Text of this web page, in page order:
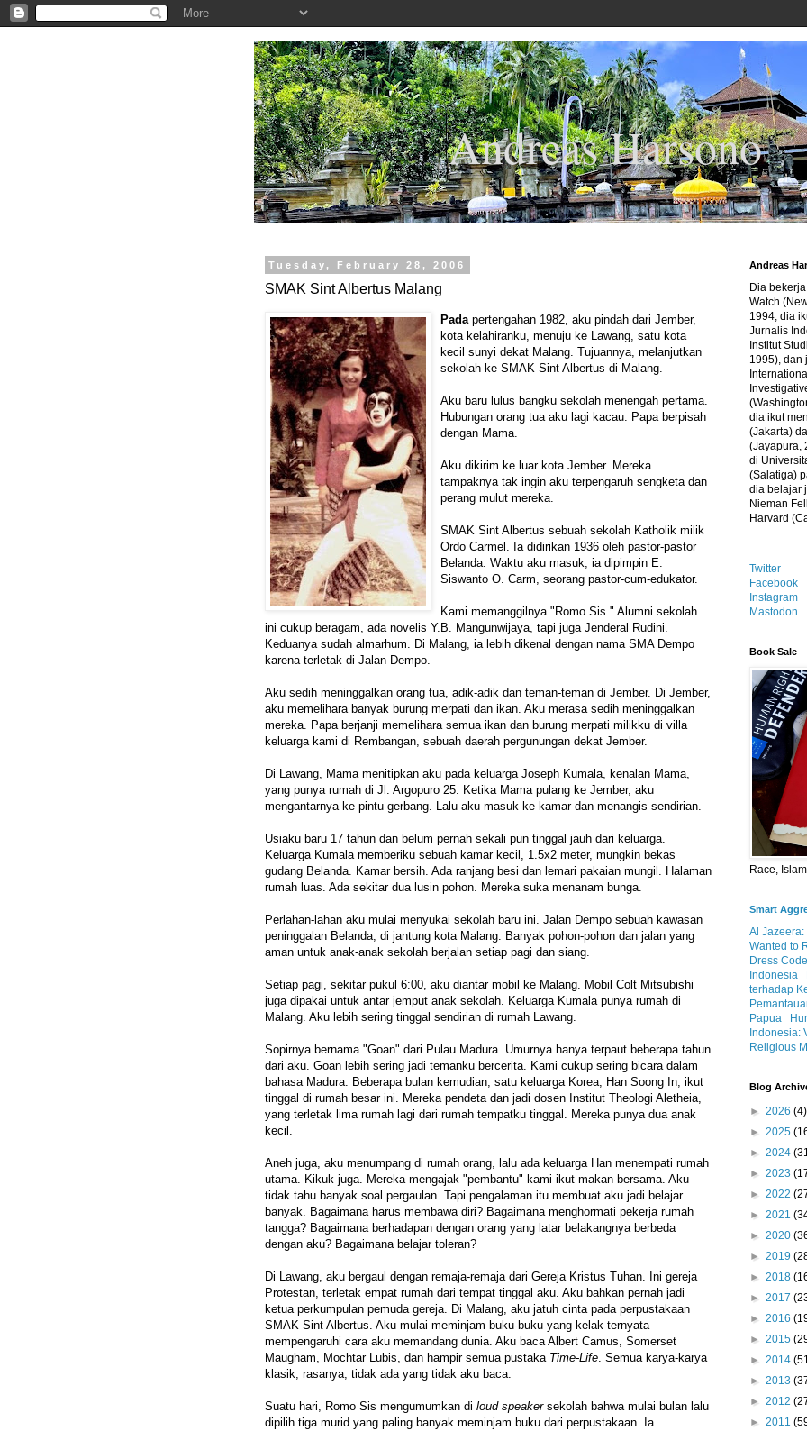
.
Andreas Harsono
Tuesday, February 28, 2006
SMAK Sint Albertus Malang
Padapertengahan 1982, aku pindah dari Jember,
kota kelahiranku, menuju ke Lawang, satu kota
kecil sunyi dekat Malang. Tujuannya, melanjutkan
sekolah ke SMAK Sint Albertus di Malang.
Aku baru lulus bangku sekolah menengah pertama.
Hubungan orang tua aku lagi kacau. Papa berpisah
dengan Mama.
Aku dikirim ke luar kota Jember. Mereka
tampaknya tak ingin aku terpengaruh sengketa dan
perang mulut mereka.
SMAK Sint Albertus sebuah sekolah Katholik milik
Ordo Carmel. Ia didirikan 1936 oleh pastor-pastor
Belanda. Waktu aku masuk, ia dipimpin E.
Siswanto O. Carm, seorang pastor-cum-edukator.
Kami memanggilnya "Romo Sis." Alumni sekolah
ini cukup beragam, ada novelis Y.B. Mangunwijaya, tapi juga Jenderal Rudini.
Keduanya sudah almarhum. Di Malang, ia lebih dikenal dengan nama SMA Dempo
karena terletak di Jalan Dempo.
Aku sedih meninggalkan orang tua, adik-adik dan teman-teman di Jember. Di Jember,
aku memelihara banyak burung merpati dan ikan. Aku merasa sedih meninggalkan
mereka. Papa berjanji memelihara semua ikan dan burung merpati milikku di villa
keluarga kami di Rembangan, sebuah daerah pergunungan dekat Jember.
Di Lawang, Mama menitipkan aku pada keluarga Joseph Kumala, kenalan Mama,
yang punya rumah di Jl. Argopuro 25. Ketika Mama pulang ke Jember, aku
mengantarnya ke pintu gerbang. Lalu aku masuk ke kamar dan menangis sendirian.
Usiaku baru 17 tahun dan belum pernah sekali pun tinggal jauh dari keluarga.
Keluarga Kumala memberiku sebuah kamar kecil, 1.5x2 meter, mungkin bekas
gudang Belanda. Kamar bersih. Ada ranjang besi dan lemari pakaian mungil. Halaman
rumah luas. Ada sekitar dua lusin pohon. Mereka suka menanam bunga.
Perlahan-lahan aku mulai menyukai sekolah baru ini. Jalan Dempo sebuah kawasan
peninggalan Belanda, di jantung kota Malang. Banyak pohon-pohon dan jalan yang
aman untuk anak-anak sekolah berjalan setiap pagi dan siang.
Setiap pagi, sekitar pukul 6:00, aku diantar mobil ke Malang. Mobil Colt Mitsubishi
juga dipakai untuk antar jemput anak sekolah. Keluarga Kumala punya rumah di
Malang. Aku lebih sering tinggal sendirian di rumah Lawang.
Sopirnya bernama "Goan" dari Pulau Madura. Umurnya hanya terpaut beberapa tahun
dari aku. Goan lebih sering jadi temanku bercerita. Kami cukup sering bicara dalam
bahasa Madura. Beberapa bulan kemudian, satu keluarga Korea, Han Soong In, ikut
tinggal di rumah besar ini. Mereka pendeta dan jadi dosen Institut Theologi Aletheia,
yang terletak lima rumah lagi dari rumah tempatku tinggal. Mereka punya dua anak
kecil.
Aneh juga, aku menumpang di rumah orang, lalu ada keluarga Han menempati rumah
utama. Kikuk juga. Mereka mengajak "pembantu" kami ikut makan bersama. Aku
tidak tahu banyak soal pergaulan. Tapi pengalaman itu membuat aku jadi belajar
banyak. Bagaimana harus membawa diri? Bagaimana menghormati pekerja rumah
tangga? Bagaimana berhadapan dengan orang yang latar belakangnya berbeda
dengan aku? Bagaimana belajar toleran?
Di Lawang, aku bergaul dengan remaja-remaja dari Gereja Kristus Tuhan. Ini gereja
Protestan, terletak empat rumah dari tempat tinggal aku. Aku bahkan pernah jadi
ketua perkumpulan pemuda gereja. Di Malang, aku jatuh cinta pada perpustakaan
SMAK Sint Albertus. Aku mulai meminjam buku-buku yang kelak ternyata
mempengaruhi cara aku memandang dunia. Aku baca Albert Camus, Somerset
Maugham, Mochtar Lubis, dan hampir semua pustaka Time-Life. Semua karya-karya
klasik, rasanya, tidak ada yang tidak aku baca.
Suatu hari, Romo Sis mengumumkan di loud speakersekolah bahwa mulai bulan lalu
dipilih tiga murid yang paling banyak meminjam buku dari perpustakaan. Ia
Andreas
Dia
Watch
1994, dia
Jurnalis
Institut
1995), dan
dia ikut
(Jakarta)
(Jayapura,
di
(Salatiga)
dia belajar
Nieman
Harvard
Twitter
Facebook
Instagram
Mastodon
Book Sale
Race,
Smart
Al Jazeera:
Wanted to
Dress
Indonesia
terhadap
Papua
Indonesia:
Religious
Blog
► 2026 (4)
► 2025
► 2024
► 2023
► 2022
► 2021
► 2020
► 2019
► 2018
► 2017
► 2016
► 2015
► 2014
► 2013
► 2012
► 2011